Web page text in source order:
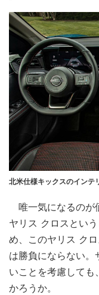
北米仕様キックスのインテ
唯一気になるのが
ヤリス クロスとい
め、このヤリス ク
は勝負にならない。
いことを考慮して
かろうか。